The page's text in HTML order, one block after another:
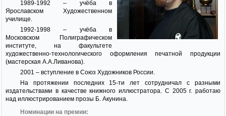
1989-1992 – учёба в
Ярославском Художественном
училище.
1992-1998 – учёба в
Московском Полиграфическом
институте, на факультете
художественно-технологического оформления печатной продукции
(мастерская А.А.Ливанова).
2001 – вступление в Союз Художников России.
На протяжении последних 15-ти лет сотрудничал с разными
издательствами в качестве книжного иллюстратора. С 2005 г. работаю
над иллюстрированием прозы Б. Акунина.
Номинации на премии: